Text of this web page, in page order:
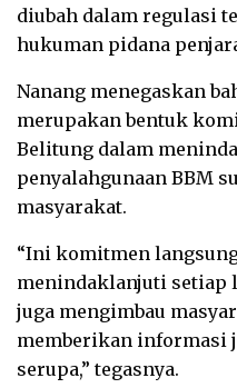
diubah dalam regulasi
hukuman pidana
Nanang menegaskan
merupakan bentuk
Belitung dalam
penyalahgunaan BBM
masyarakat.
“Ini komitmen
menindaklanjuti setiap
juga mengimbau
memberikan informasi
serupa,” tegasnya.